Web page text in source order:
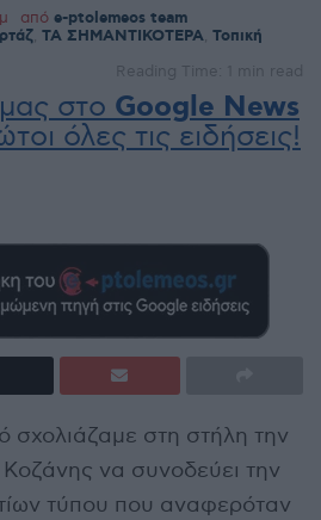
από e-ptolemeos team
ΤΑ ΣΗΜΑΝΤΙΚΟΤΕΡΑ Τοπική
Reading Time: 1 min read
στο Google News
όλες τις ειδήσεις!
σχολιάζαμε στη στήλη την
να συνοδεύει την
τύπου που αναφερόταν